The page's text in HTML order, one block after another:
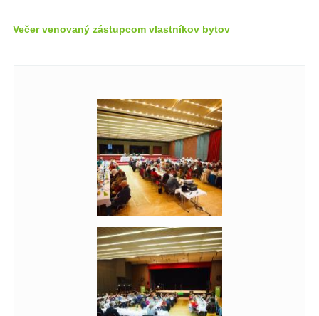
Večer venovaný zástupcom vlastníkov bytov